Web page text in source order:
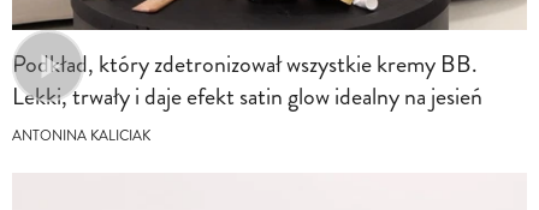
Podkład, który zdetronizował wszystkie kremy BB.
Lekki, trwały i daje efekt satin glow idealny na jesień
ANTONINA KALICIAK